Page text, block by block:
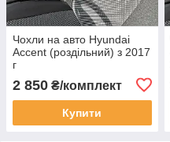
Чохли на авто Hyundai
Accent (роздільний) з 2017
г
2 850 ₴/комплект
Купити